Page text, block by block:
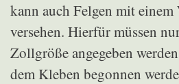
kann auch Felgen mit einem
versehen. Hierfür müssen
Zollgröße angegeben
dem Kleben begonnen